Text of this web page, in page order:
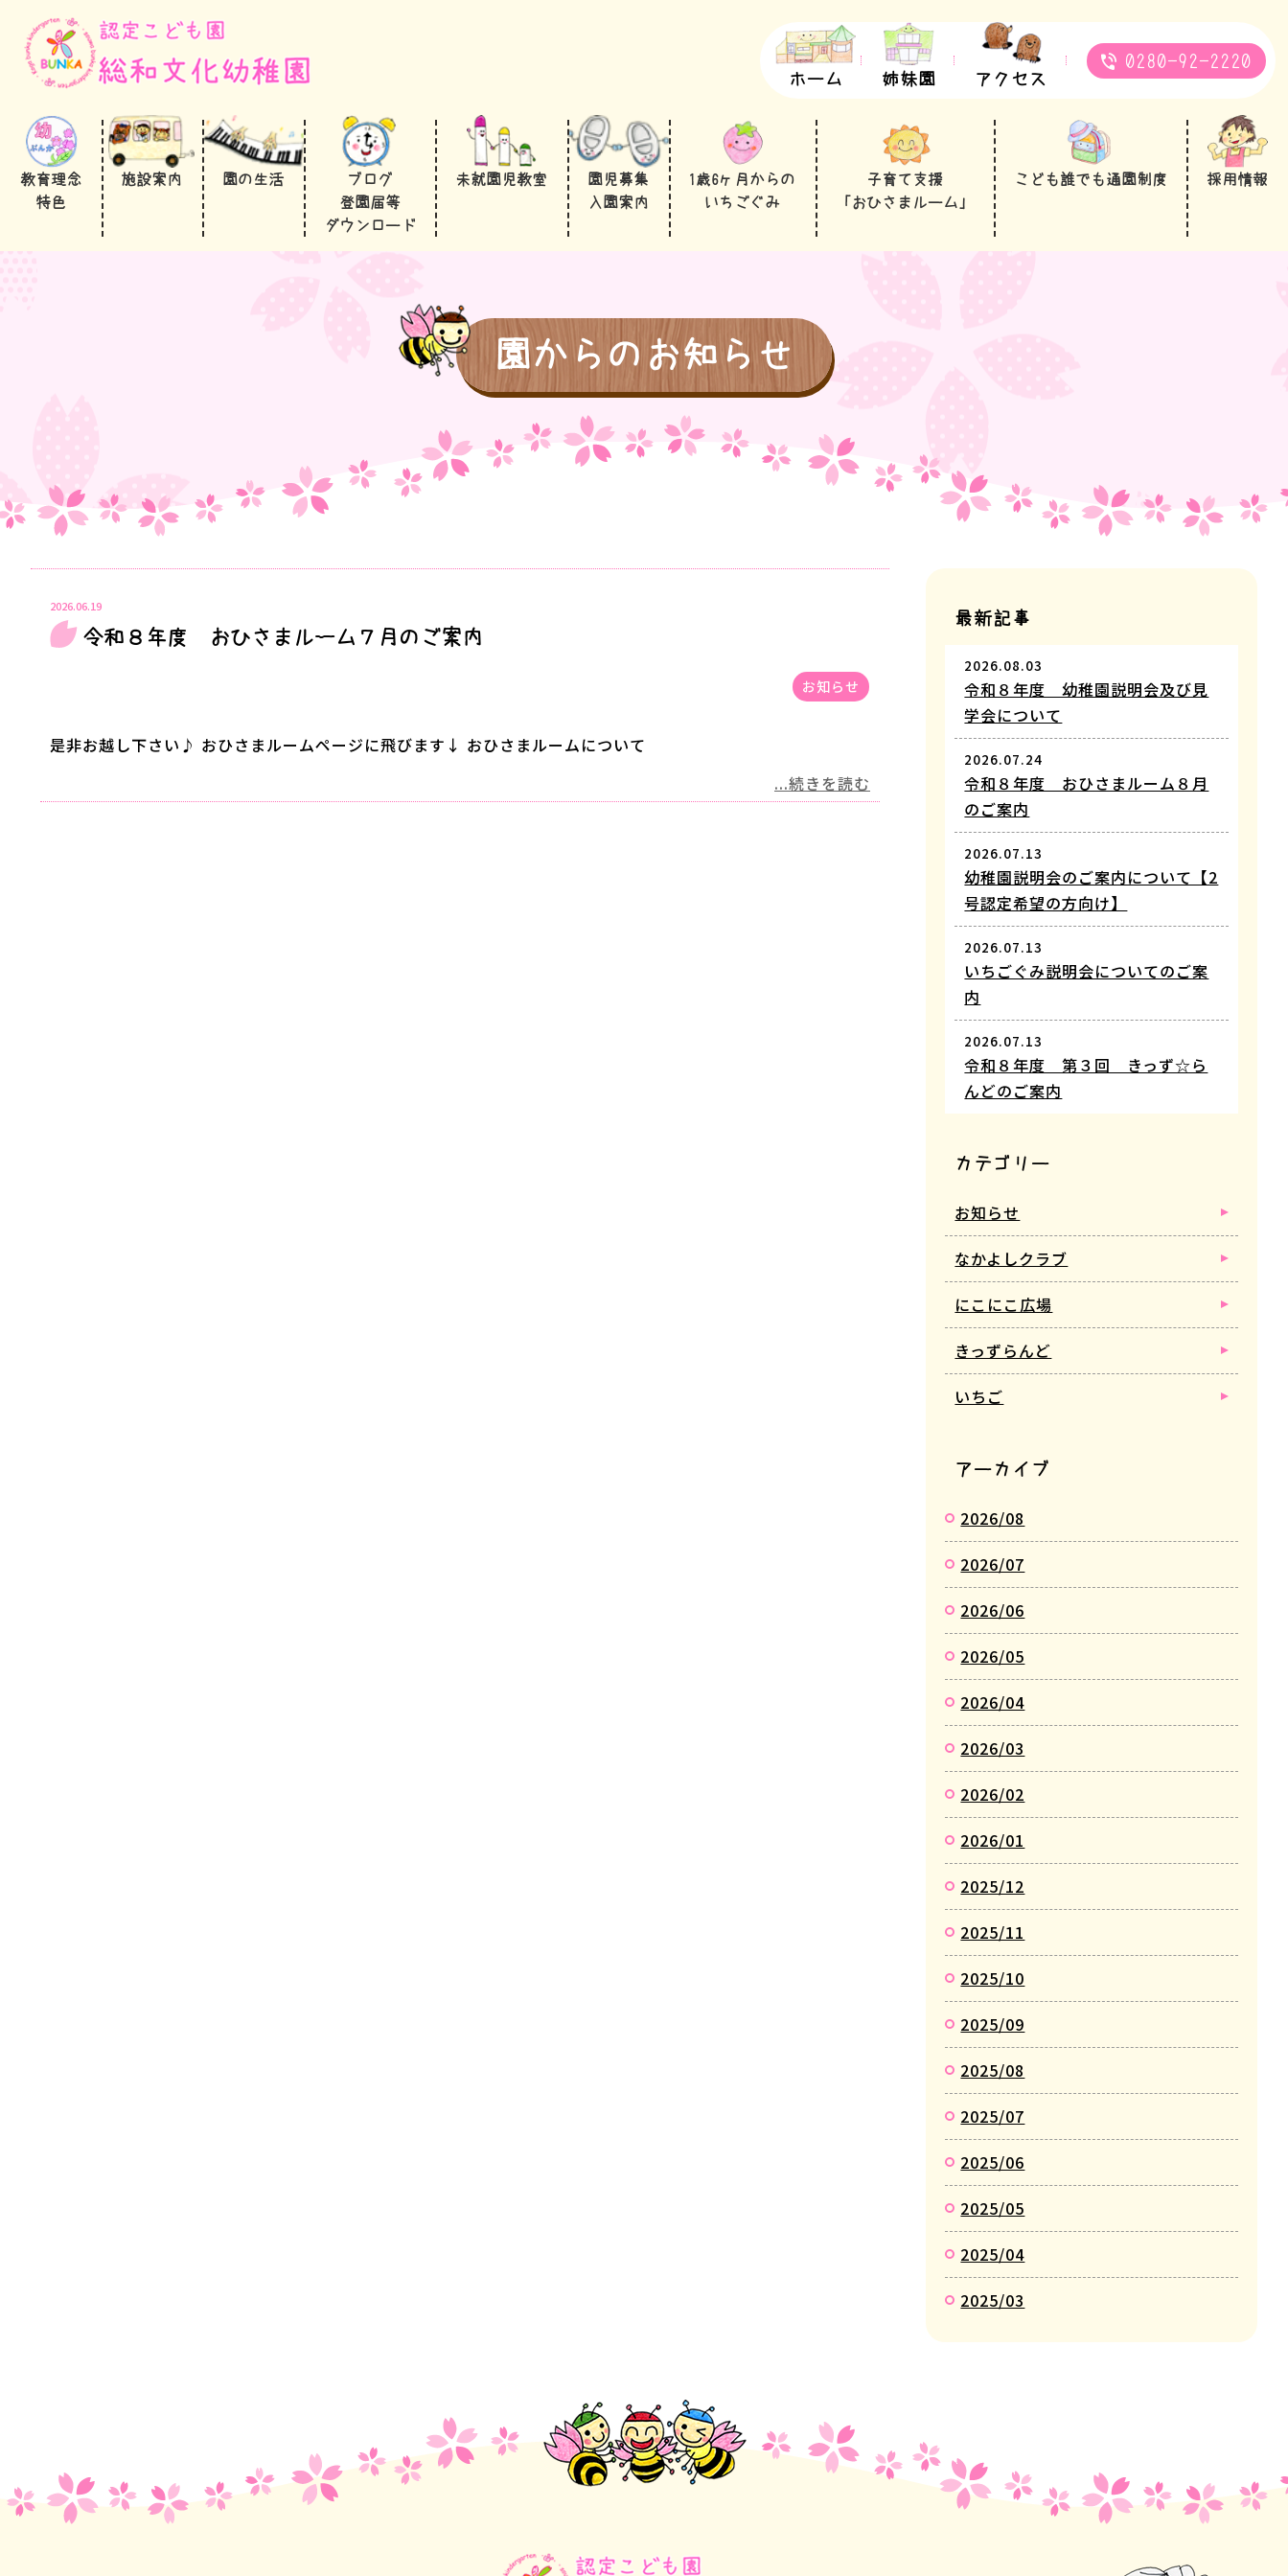
教育理念
特色
施設案内 園の生活
ブログ
登園届等
ダウンロード
未就園児教室
園児募集
入園案内
1歳6ヶ月からの
いちごぐみ
子育て支援
「おひさまルーム」
こども誰でも通園制度 採用情報
ホーム 姉妹園 アクセス
0280-92-2220
園からのお知らせ
2026.06.19
令和８年度 おひさまルーム７月のご案内
お知らせ
是非お越し下さい♪ おひさまルームページに飛びます↓ おひさまルームについて
...続きを読む
最新記事
2026.08.03
令和８年度 幼稚園説明会及び見
学会について
2026.07.24
令和８年度 おひさまルーム８月
のご案内
2026.07.13
幼稚園説明会のご案内について【2
号認定希望の方向け】
2026.07.13
いちごぐみ説明会についてのご案
内
2026.07.13
令和８年度 第３回 きっず☆ら
んどのご案内
カテゴリー
お知らせ
なかよしクラブ
にこにこ広場
きっずらんど
いちご
アーカイブ
2026/08
2026/07
2026/06
2026/05
2026/04
2026/03
2026/02
2026/01
2025/12
2025/11
2025/10
2025/09
2025/08
2025/07
2025/06
2025/05
2025/04
2025/03